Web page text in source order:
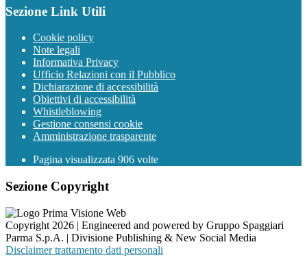
Sezione Link Utili
Cookie policy
Note legali
Informativa Privacy
Ufficio Relazioni con il Pubblico
Dichiarazione di accessibilità
Obiettivi di accessibilità
Whistleblowing
Gestione consensi cookie
Amministrazione trasparente
Pagina visualizzata 906 volte
Sezione Copyright
Copyright 2026 | Engineered and powered by Gruppo Spaggiari
Parma S.p.A. | Divisione Publishing & New Social Media
Disclaimer trattamento dati personali